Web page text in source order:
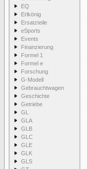
EQ
Erlkönig
Ersatzteile
eSports
Events
Finanzierung
Formel 1
Formel e
Forschung
G-Modell
Gebrauchtwagen
Geschichte
Getriebe
GL
GLA
GLB
GLC
GLE
GLK
GLS